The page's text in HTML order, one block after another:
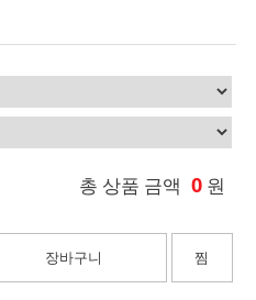
총 상품 금액 0 원
장바구니 찜